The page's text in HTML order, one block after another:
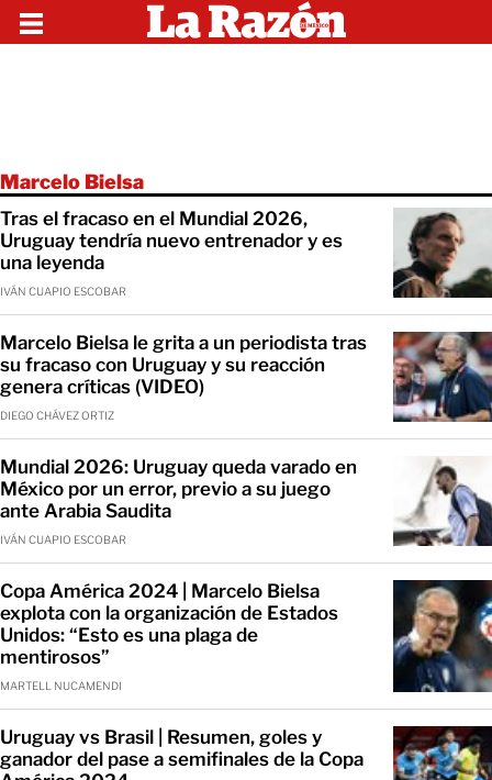
Marcelo Bielsa
Tras el fracaso en el Mundial 2026,
Uruguay tendría nuevo entrenador y es
una leyenda
IVÁN CUAPIO ESCOBAR
Marcelo Bielsa le grita a un periodista tras
su fracaso con Uruguay y su reacción
genera críticas (VIDEO)
DIEGO CHÁVEZ ORTIZ
Mundial 2026: Uruguay queda varado en
México por un error, previo a su juego
ante Arabia Saudita
IVÁN CUAPIO ESCOBAR
Copa América 2024 | Marcelo Bielsa
explota con la organización de Estados
Unidos: “Esto es una plaga de
mentirosos”
MARTELL NUCAMENDI
Uruguay vs Brasil | Resumen, goles y
ganador del pase a semifinales de la Copa